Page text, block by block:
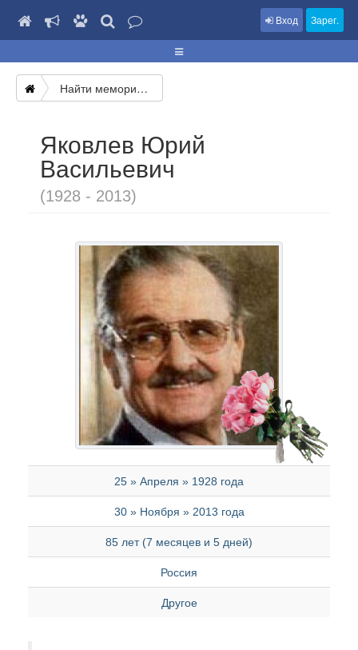
Вход Зарег.
Найти мемориал
Яковлев Юрий
Васильевич
(1928 - 2013)
25 » Апреля » 1928 года
30 » Ноября » 2013 года
85 лет (7 месяцев и 5 дней)
Россия
Другое